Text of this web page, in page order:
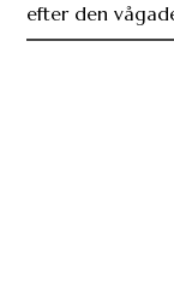
efter den